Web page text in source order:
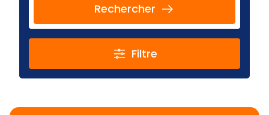
Rechercher
Filtre